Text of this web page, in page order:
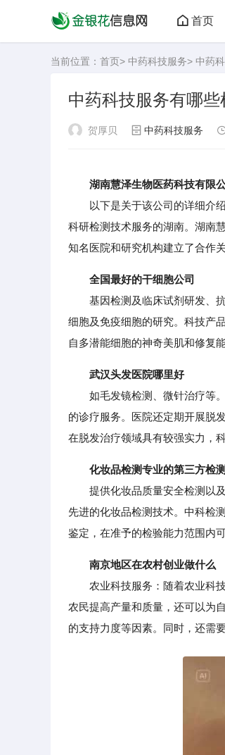
首页
当前位置： 首页> 中药科技服务> 中药
中药科技服务有哪些
贺厚贝 中药科技服务
湖南慧泽生物医药科技有限
以下是关于该公司的详细介绍
科研检测技术服务的湖南。湖南
知名医院和研究机构建立了合作
全国最好的干细胞公司
基因检测及临床试剂研发、抗
细胞及免疫细胞的研究。科技产
自多潜能细胞的神奇美肌和修复
武汉头发医院哪里好
如毛发镜检测、微针治疗等。
的诊疗服务。医院还定期开展脱
在脱发治疗领域具有较强实力，
化妆品检测专业的第三方检
提供化妆品质量安全检测以及
先进的化妆品检测技术。中科检
鉴定，在准予的检验能力范围内
南京地区在农村创业做什么
农业科技服务：随着农业科技
农民提高产量和质量，还可以为
的支持力度等因素。同时，还需